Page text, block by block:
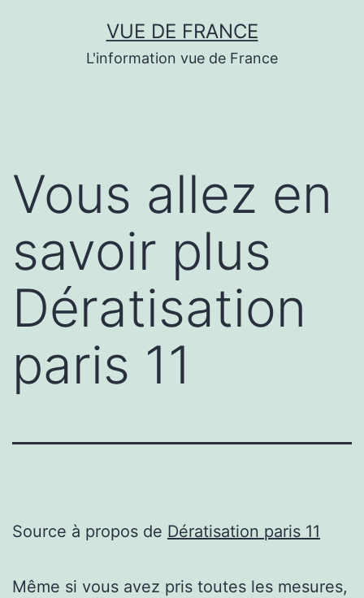
VUE DE FRANCE
L'information vue de France
Vous allez en
savoir plus
Dératisation
paris 11
Source à propos de Dératisation paris 11
Même si vous avez pris toutes les mesures,